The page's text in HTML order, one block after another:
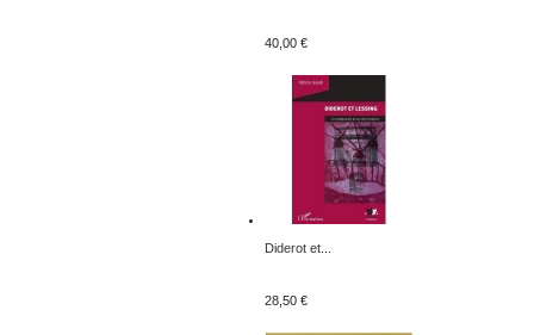
40,00 €
Diderot et...
28,50 €